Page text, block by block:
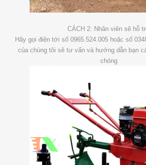
CÁCH 2: Nhân viên sẽ hỗ
Hãy gọi điện tới số 0965.524.005 hoặc số
của chúng tôi sẽ tư vấn và hướng dẫn bạn
chóng